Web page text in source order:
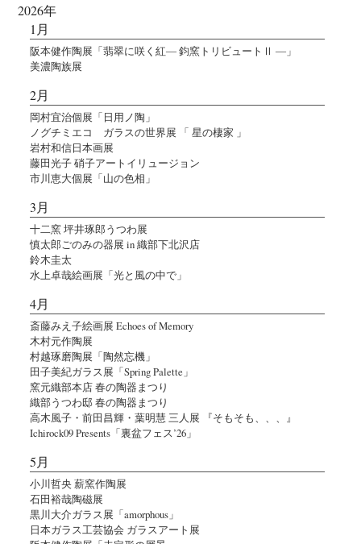
2026年
1月
阪本健作陶展「翡翠に咲く紅― 鈞窯トリビュートⅡ ―」
美濃陶族展
2月
岡村宜治個展「日用ノ陶」
ノグチミエコ ガラスの世界展 「 星の棲家 」
岩村和信日本画展
藤田光子 硝子アートイリュージョン
市川恵大個展「山の色相」
3月
十二窯 坪井琢郎うつわ展
慎太郎ごのみの器展 in 織部下北沢店
鈴木圭太
水上卓哉絵画展「光と風の中で」
4月
斎藤みえ子絵画展 Echoes of Memory
木村元作陶展
村越琢磨陶展「陶然忘機」
田子美紀ガラス展「Spring Palette」
窯元織部本店 春の陶器まつり
織部うつわ邸 春の陶器まつり
高木風子・前田昌輝・葉明慧 三人展 『そもそも、、、』
Ichirock09 Presents「裏盆フェス’26」
5月
小川哲央 薪窯作陶展
石田裕哉陶磁展
黒川大介ガラス展「amorphous」
日本ガラス工芸協会 ガラスアート展